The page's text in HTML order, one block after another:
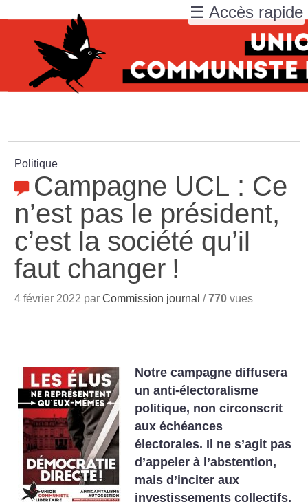
Politique
Campagne UCL : Ce
n’est pas le président,
c’est la société qu’il
faut changer !
4 février 2022 parCommission journal /770 vues
Notre campagne diffusera
un anti-électoralisme
politique, non circonscrit
aux échéances
électorales. Il ne s’agit pas
d’appeler à l’abstention,
mais d’inciter aux
investissements collectifs,
☰ Accès rapide